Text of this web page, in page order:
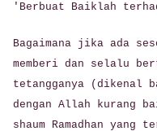
'Berbuat Baiklah
Bagaimana jika ada
memberi dan selalu
tetangganya (dikenal
dengan Allah kurang
shaum Ramadhan yang